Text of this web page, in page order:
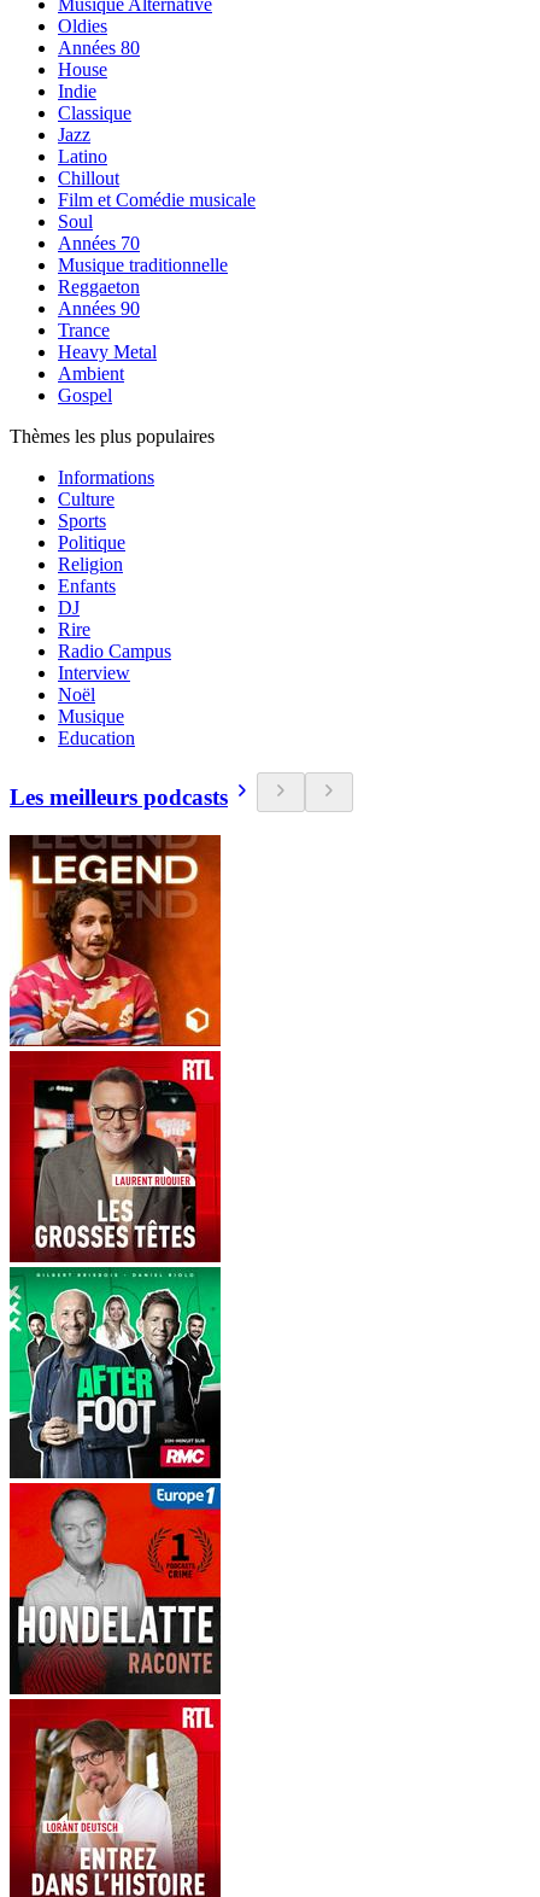
Musique Alternative
Oldies
Années 80
House
Indie
Classique
Jazz
Latino
Chillout
Film et Comédie musicale
Soul
Années 70
Musique traditionnelle
Reggaeton
Années 90
Trance
Heavy Metal
Ambient
Gospel
Thèmes les plus populaires
Informations
Culture
Sports
Politique
Religion
Enfants
DJ
Rire
Radio Campus
Interview
Noël
Musique
Education
Les meilleurs podcasts